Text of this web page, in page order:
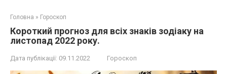
Головна » Гороскоп
Короткий прогноз для всіх знаків зодіаку на
листопад 2022 року.
Дата публікації: 09.11.2022 Гороскоп